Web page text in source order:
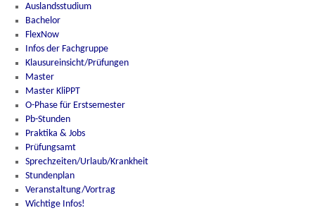
Auslandsstudium
Bachelor
FlexNow
Infos der Fachgruppe
Klausureinsicht/Prüfungen
Master
Master KliPPT
O-Phase für Erstsemester
Pb-Stunden
Praktika & Jobs
Prüfungsamt
Sprechzeiten/Urlaub/Krankheit
Stundenplan
Veranstaltung/Vortrag
Wichtige Infos!